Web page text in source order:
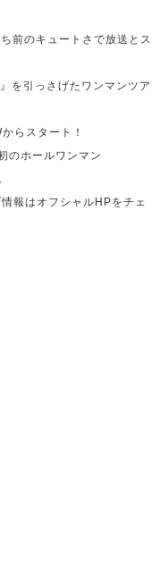
前のキュートさで放送とス
を引っさげたワンマンツア
からスタート！
のホールワンマン
報はオフシャルHPをチェ